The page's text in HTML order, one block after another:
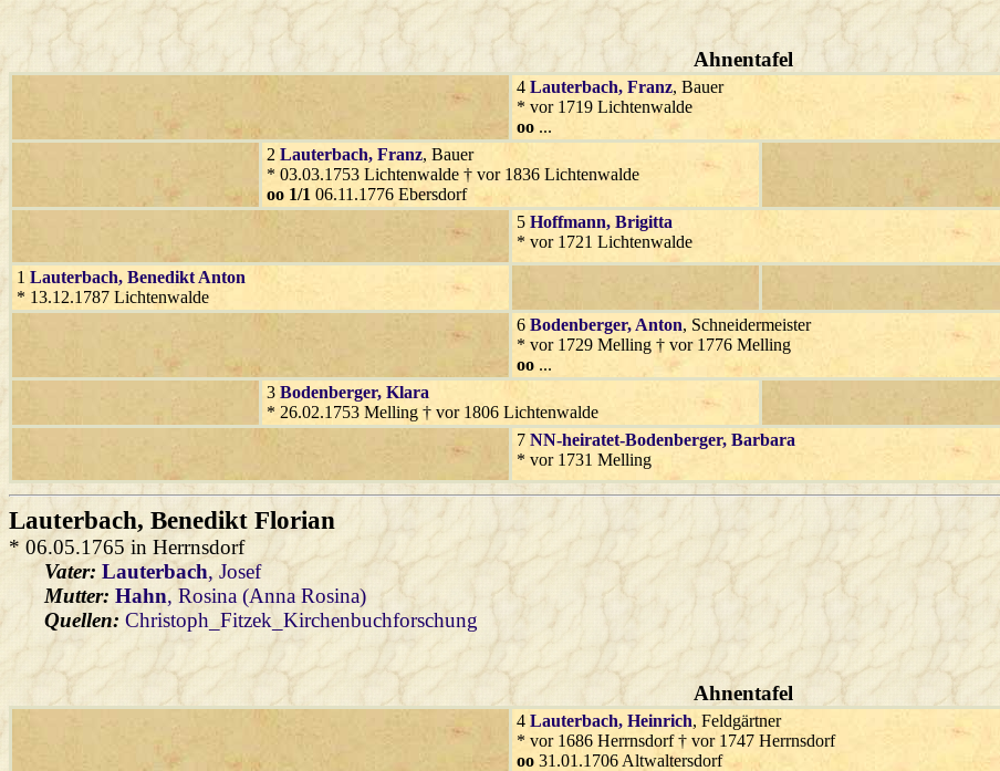
Ahnentafel
4 Lauterbach, Franz, Bauer
* vor 1719 Lichtenwalde
oo ...
2 Lauterbach, Franz, Bauer
* 03.03.1753 Lichtenwalde † vor 1836 Lichtenwalde
oo 1/1 06.11.1776 Ebersdorf
5 Hoffmann, Brigitta
* vor 1721 Lichtenwalde
1 Lauterbach, Benedikt Anton
* 13.12.1787 Lichtenwalde
6 Bodenberger, Anton, Schneidermeister
* vor 1729 Melling † vor 1776 Melling
oo ...
3 Bodenberger, Klara
* 26.02.1753 Melling † vor 1806 Lichtenwalde
7 NN-heiratet-Bodenberger, Barbara
* vor 1731 Melling
Lauterbach, Benedikt Florian
* 06.05.1765 in Herrnsdorf
Vater: Lauterbach, Josef
Mutter: Hahn, Rosina (Anna Rosina)
Quellen: Christoph_Fitzek_Kirchenbuchforschung
Ahnentafel
4 Lauterbach, Heinrich, Feldgärtner
* vor 1686 Herrnsdorf † vor 1747 Herrnsdorf
oo 31.01.1706 Altwaltersdorf